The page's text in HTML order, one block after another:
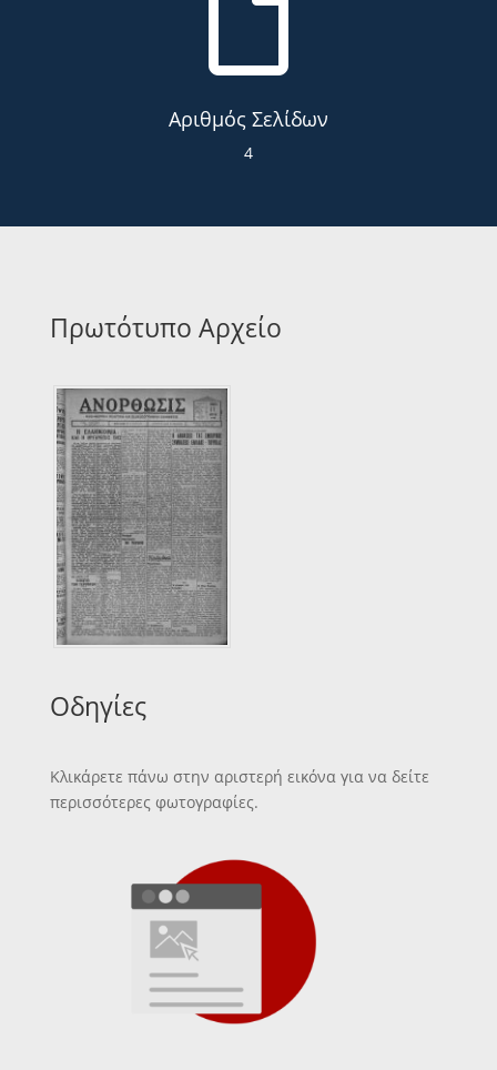

Αριθμός Σελίδων
4
Πρωτότυπο Αρχείο
Οδηγίες
Κλικάρετε πάνω στην αριστερή εικόνα για να δείτε
περισσότερες φωτογραφίες.